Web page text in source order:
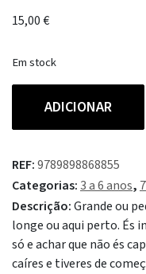
15,00€
Em stock
És
ADICIONAR
REF:9789898868855
Categorias:3 a 6 anos,
Descrição:Grande ou
longe ou aqui perto. És
só e achar que não és
caíres e tiveres de